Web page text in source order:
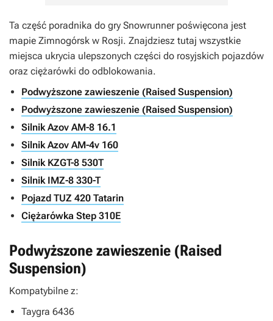
Ta część poradnika do gry Snowrunnerpoświęcona jest
mapie Zimnogórsk w Rosji. Znajdziesz tutaj wszystkie
miejsca ukrycia ulepszonych części do rosyjskich pojazdów
oraz ciężarówki do odblokowania.
Podwyższone zawieszenie (Raised Suspension)
Podwyższone zawieszenie (Raised Suspension)
Silnik Azov AM-8 16.1
Silnik Azov AM-4v 160
Silnik KZGT-8 530T
Silnik IMZ-8 330-T
Pojazd TUZ 420 Tatarin
Ciężarówka Step 310E
Podwyższone zawieszenie (Raised
Suspension)
Kompatybilne z:
Taygra 6436